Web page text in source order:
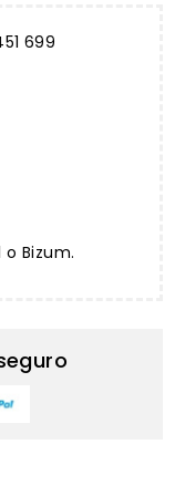
699
Bizum.